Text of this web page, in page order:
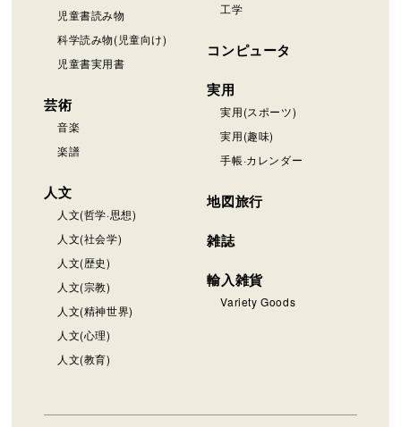
児童書読み物
科学読み物(児童向け)
児童書実用書
芸術
音楽
楽譜
人文
人文(哲学·思想)
人文(社会学)
人文(歴史)
人文(宗教)
人文(精神世界)
人文(心理)
人文(教育)
工学
コンピュータ
実用
実用(スポーツ)
実用(趣味)
手帳·カレンダー
地図旅行
雑誌
輸入雑貨
Variety Goods